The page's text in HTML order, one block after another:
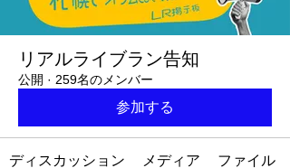
リアルライブラン告知
公開 · 259名のメンバー
参加する
ディスカッション メディア ファイル